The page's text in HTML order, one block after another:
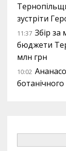
зустріти
11:37 Збір за
бюджети
млн грн
10:02
ботанічного